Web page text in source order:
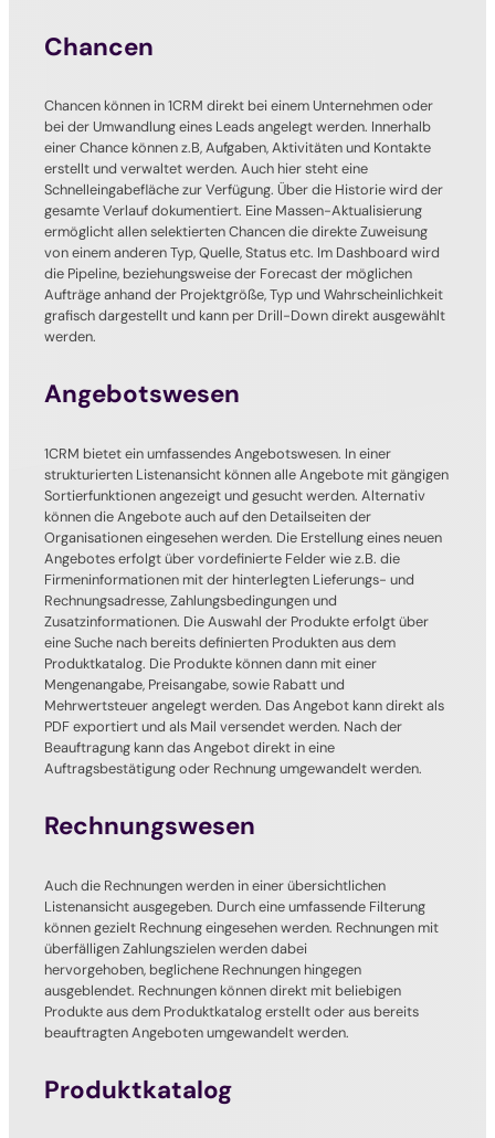
Chancen
Chancen können in 1CRM direkt bei einem Unternehmen oder
bei der Umwandlung eines Leads angelegt werden. Innerhalb
einer Chance können z.B, Aufgaben, Aktivitäten und Kontakte
erstellt und verwaltet werden. Auch hier steht eine
Schnelleingabefläche zur Verfügung. Über die Historie wird der
gesamte Verlauf dokumentiert. Eine Massen-Aktualisierung
ermöglicht allen selektierten Chancen die direkte Zuweisung
von einem anderen Typ, Quelle, Status etc. Im Dashboard wird
die Pipeline, beziehungsweise der Forecast der möglichen
Aufträge anhand der Projektgröße, Typ und Wahrscheinlichkeit
grafisch dargestellt und kann per Drill-Down direkt ausgewählt
werden.
Angebotswesen
1CRM bietet ein umfassendes Angebotswesen. In einer
strukturierten Listenansicht können alle Angebote mit gängigen
Sortierfunktionen angezeigt und gesucht werden. Alternativ
können die Angebote auch auf den Detailseiten der
Organisationen eingesehen werden. Die Erstellung eines neuen
Angebotes erfolgt über vordefinierte Felder wie z.B. die
Firmeninformationen mit der hinterlegten Lieferungs- und
Rechnungsadresse, Zahlungsbedingungen und
Zusatzinformationen. Die Auswahl der Produkte erfolgt über
eine Suche nach bereits definierten Produkten aus dem
Produktkatalog. Die Produkte können dann mit einer
Mengenangabe, Preisangabe, sowie Rabatt und
Mehrwertsteuer angelegt werden. Das Angebot kann direkt als
PDF exportiert und als Mail versendet werden. Nach der
Beauftragung kann das Angebot direkt in eine
Auftragsbestätigung oder Rechnung umgewandelt werden.
Rechnungswesen
Auch die Rechnungen werden in einer übersichtlichen
Listenansicht ausgegeben. Durch eine umfassende Filterung
können gezielt Rechnung eingesehen werden. Rechnungen mit
überfälligen Zahlungszielen werden dabei
hervorgehoben, beglichene Rechnungen hingegen
ausgeblendet. Rechnungen können direkt mit beliebigen
Produkte aus dem Produktkatalog erstellt oder aus bereits
beauftragten Angeboten umgewandelt werden.
Produktkatalog